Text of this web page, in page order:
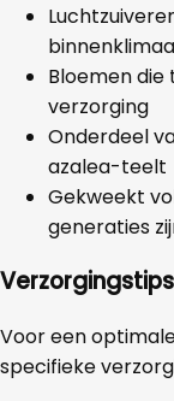
Bloemen die
verzorging
Onderdeel
azalea-teelt
Gekweekt
generaties
Verzorgingstips
Voor een
specifieke